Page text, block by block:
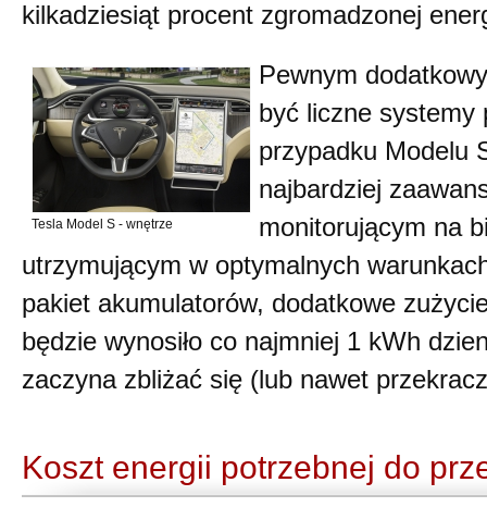
kilkadziesiąt procent zgromadzonej
Tesla Model S - wnętrze
Pewnym
być liczne systemy
przypadku Modelu
najbardziej
monitorującym na
utrzymującym w optymalnych
pakiet akumulatorów, dodatkowe
będzie wynosiło co najmniej 1 kWh
zaczyna zbliżać się (lub nawet
Koszt energii potrzebnej do